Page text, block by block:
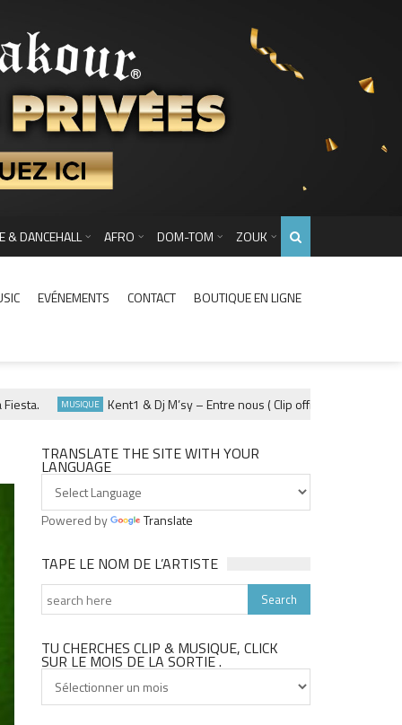
& DANCEHALL AFRO DOM-TOM ZOUK
EVÉNEMENTS CONTACT BOUTIQUE EN LIGNE
MUSIQUE Kent1 & Dj M’sy – Entre nous ( Clip officiel ) – Fevrier 2025
TRANSLATE THE SITE WITH YOUR
LANGUAGE
Powered by Translate
TAPE LE NOM DE L’ARTISTE
TU CHERCHES CLIP & MUSIQUE, CLICK
SUR LE MOIS DE LA SORTIE .
cherches